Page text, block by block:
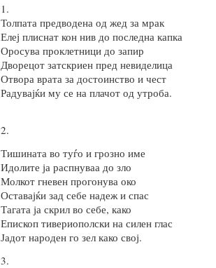
1.
Толпата предводена од жед за мрак
Елеј плиснат кон нив до последна капка
Оросува проклетници до запир
Дворецот затскриен пред невиделица
Отвора врата за достоинство и чест
Радувајќи му се на плачот од утроба.
2.
Тишината во туѓо и грозно име
Идолите ја распнуваа до зло
Молкот гневен прогонува око
Оставајќи зад себе надеж и спас
Тагата ја скрил во себе, како
Епископ тивериополски на силен глас
Јадот народен го зел како свој.
3.